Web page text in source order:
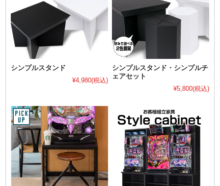
シンプルスタンド
¥4,980(税込)
シンプルスタンド・シンプルチ
ェアセット
¥5,800(税込)